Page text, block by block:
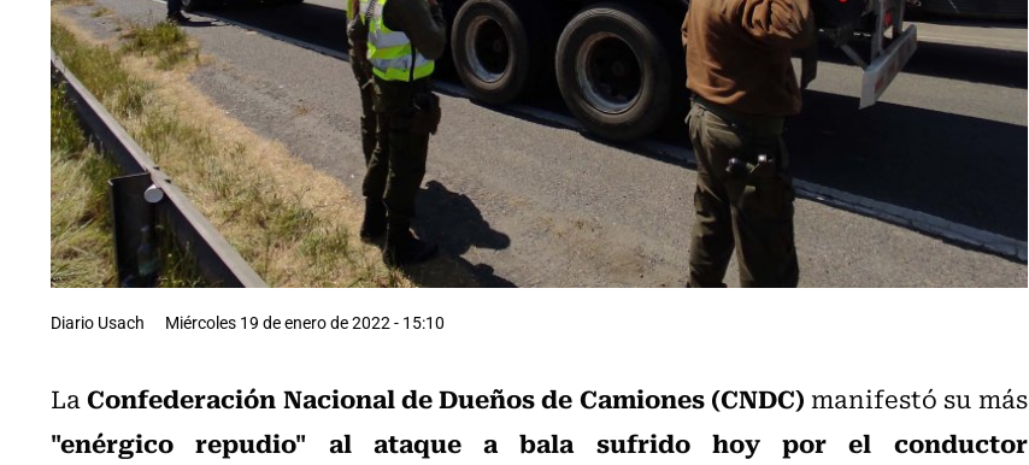
Diario Usach Miércoles 19 de enero de 2022 - 15:10
LaConfederación Nacional de Dueños de Camiones (CNDC)manifestó su más
"enérgico repudio"
al ataque a bala sufrido hoy por el conductor